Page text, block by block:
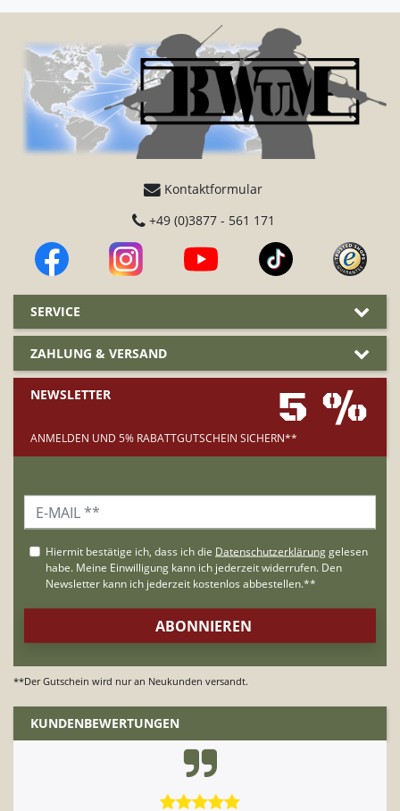
Kontaktformular
+49 (0)3877 - 561 171
SERVICE
ZAHLUNG & VERSAND
NEWSLETTER 5 %
ANMELDEN UND 5% RABATTGUTSCHEIN SICHERN**
**Der Gutschein wird nur an Neukunden versandt.
KUNDENBEWERTUNGEN